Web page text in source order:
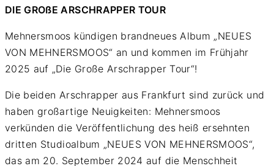
DIE GROßE ARSCHRAPPER TOUR
Mehnersmoos kündigen brandneues Album „NEUES
VON MEHNERSMOOS“ an und kommen im Frühjahr
2025 auf „Die Große Arschrapper Tour“!
Die beiden Arschrapper aus Frankfurt sind zurück und
haben großartige Neuigkeiten: Mehnersmoos
verkünden die Veröffentlichung des heiß ersehnten
dritten Studioalbum „NEUES VON MEHNERSMOOS“,
das am 20. September 2024 auf die Menschheit